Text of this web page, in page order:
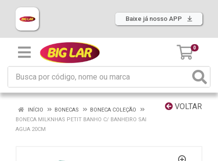
Baixe já nosso APP
0
VOLTAR
INÍCIO BONECAS
BONECA COLEÇÃO
BONECA MILKNHAS PETIT BANHO C/ BANHEIRO SAI
AGUA 20CM